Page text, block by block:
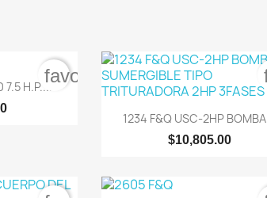
7.5 H.P....
favorite_border
 Vista rápida
1234 F&Q USC-2HP
$10,805.00